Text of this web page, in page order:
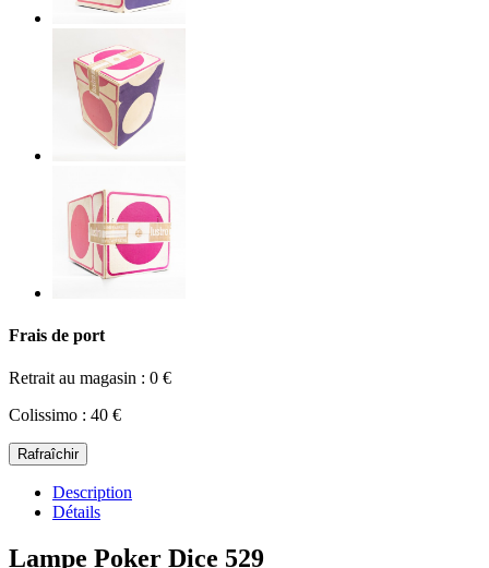
Frais de port
Retrait au magasin : 0 €
Colissimo : 40 €
Description
Détails
Lampe Poker Dice 529